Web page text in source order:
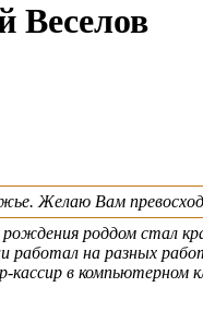
Веселов
Желаю Вам
роддом стал
работал на разных
кассир в